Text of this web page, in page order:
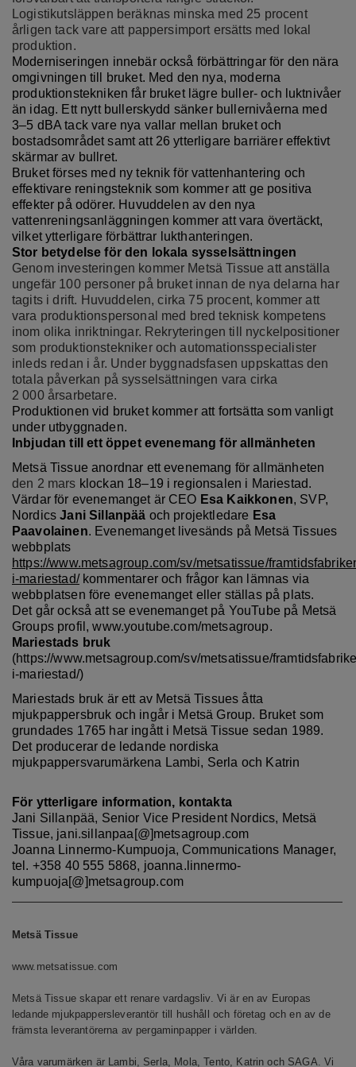
Logistikutsläppen beräknas minska med 25 procent
årligen tack vare att pappersimport ersätts med lokal
produktion.
Moderniseringen innebär också förbättringar för den nära
omgivningen till bruket. Med den nya, moderna
produktionstekniken får bruket lägre buller- och luktnivåer
än idag. Ett nytt bullerskydd sänker bullernivåerna med
3–5 dBA tack vare nya vallar mellan bruket och
bostadsområdet samt att 26 ytterligare barriärer effektivt
skärmar av bullret.
Bruket förses med ny teknik för vattenhantering och
effektivare reningsteknik som kommer att ge positiva
effekter på odörer. Huvuddelen av den nya
vattenreningsanläggningen kommer att vara övertäckt,
vilketytterligare förbättrar lukthanteringen.
Stor betydelse för den lokala sysselsättningen
Genom investeringen kommer Metsä Tissue att anställa
ungefär 100 personer på bruket innan de nya delarna har
tagits i drift. Huvuddelen, cirka 75 procent, kommer att
vara produktionspersonal med bred teknisk kompetens
inom olika inriktningar. Rekryteringen till nyckelpositioner
som produktionstekniker och automationsspecialister
inleds redan i år. Under byggnadsfasen uppskattas den
totala påverkan på sysselsättningen vara cirka
2 000 årsarbetare.
Produktionen vid bruket kommer att fortsätta som vanligt
under utbyggnaden.
Inbjudan till ett öppet evenemang för allmänheten
Metsä Tissue anordnar ett evenemang för allmänheten
den 2 mars klockan 18–19 i regionsalen i Mariestad.
Värdar för evenemanget är CEO Esa Kaikkonen, SVP,
NordicsJani Sillanpää och projektledare Esa
Paavolainen. Evenemanget livesänds på Metsä Tissues
webbplats
https://www.metsagroup.com/sv/metsatissue/
i-mariestad/kommentarer och frågor kan lämnas via
webbplatsen före evenemanget eller ställas på plats.
Det går också att se evenemanget på YouTube på Metsä
Groups profil, www.youtube.com/metsagroup.
Mariestads bruk
(https://www.metsagroup.com/sv/metsatissue/
i-mariestad/)
Mariestads bruk är ett av Metsä Tissues åtta
mjukpappersbruk och ingår i Metsä Group. Bruket som
grundades 1765 har ingått i Metsä Tissue sedan 1989.
Det producerar de ledande nordiska
mjukpappersvarumärkena Lambi, Serla och Katrin
För ytterligare information, kontakta
Jani Sillanpää, Senior Vice President Nordics, Metsä
Tissue, jani.sillanpaa[@]metsagroup.com
Joanna Linnermo-Kumpuoja, Communications Manager,
tel. +358 40 555 5868, joanna.linnermo-
kumpuoja[@]metsagroup.com
Metsä Tissue
www.metsatissue.com
Metsä Tissue skapar ett renare vardagsliv. Vi är en av Europas
ledande mjukpappersleverantör till hushåll och företag och en av de
främsta leverantörerna av pergaminpapper i världen.
Våra varumärken är Lambi, Serla, Mola, Tento, Katrin och SAGA. Vi